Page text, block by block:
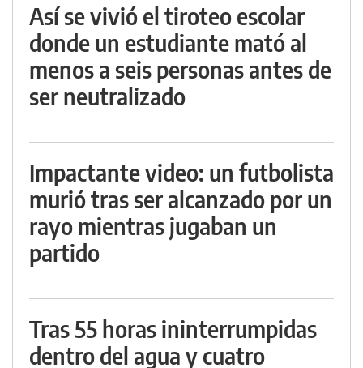
Así se vivió el tiroteo escolar
donde un estudiante mató al
menos a seis personas antes de
ser neutralizado
Impactante video: un futbolista
murió tras ser alcanzado por un
rayo mientras jugaban un
partido
Tras 55 horas ininterrumpidas
dentro del agua y cuatro